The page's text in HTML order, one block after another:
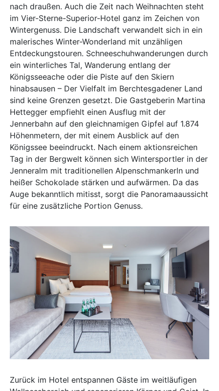
nach draußen. Auch die Zeit nach Weihnachten steht
im Vier-Sterne-Superior-Hotel ganz im Zeichen von
Wintergenuss. Die Landschaft verwandelt sich in ein
malerisches Winter-Wonderland mit unzähligen
Entdeckungstouren. Schneeschuhwanderungen durch
ein winterliches Tal, Wanderung entlang der
Königsseeache oder die Piste auf den Skiern
hinabsausen – Der Vielfalt im Berchtesgadener Land
sind keine Grenzen gesetzt. Die Gastgeberin Martina
Hettegger empfiehlt einen Ausflug mit der
Jennerbahn auf den gleichnamigen Gipfel auf 1.874
Höhenmetern, der mit einem Ausblick auf den
Königssee beeindruckt. Nach einem aktionsreichen
Tag in der Bergwelt können sich Wintersportler in der
Jenneralm mit traditionellen Alpenschmankerln und
heißer Schokolade stärken und aufwärmen. Da das
Auge bekanntlich mitisst, sorgt die Panoramaaussicht
für eine zusätzliche Portion Genuss.
Zurück im Hotel entspannen Gäste im weitläufigen